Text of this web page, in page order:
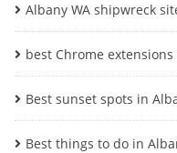
Albany WA shipwreck
best Chrome
Best sunset spots in
Best things to do in